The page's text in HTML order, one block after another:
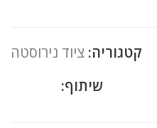
קטגוריה: ציוד נירוסטה
שיתוף: